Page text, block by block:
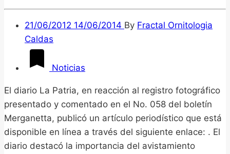
21/06/2012 14/06/2014 By Fractal Ornitologia
Caldas
Noticias
El diario La Patria, en reacción al registro fotográfico
presentado y comentado en el No. 058 del boletín
Merganetta, publicó un artículo periodístico que está
disponible en línea a través del siguiente enlace: . El
diario destacó la importancia del avistamiento